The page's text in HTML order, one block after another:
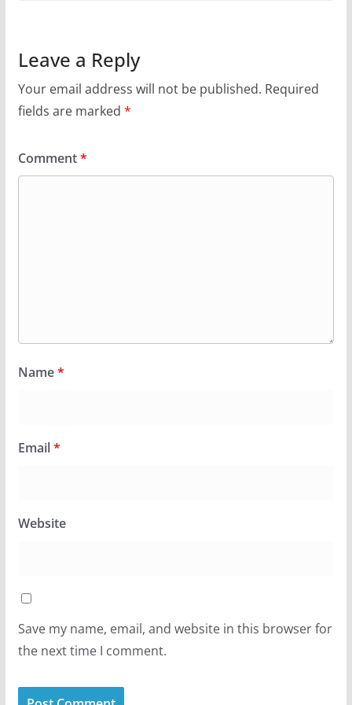
Leave a Reply
Your email address will not be published. Required
fields are marked *
Comment*
Name*
Email*
Website
Save my name, email, and website in this browser for
the next time I comment.